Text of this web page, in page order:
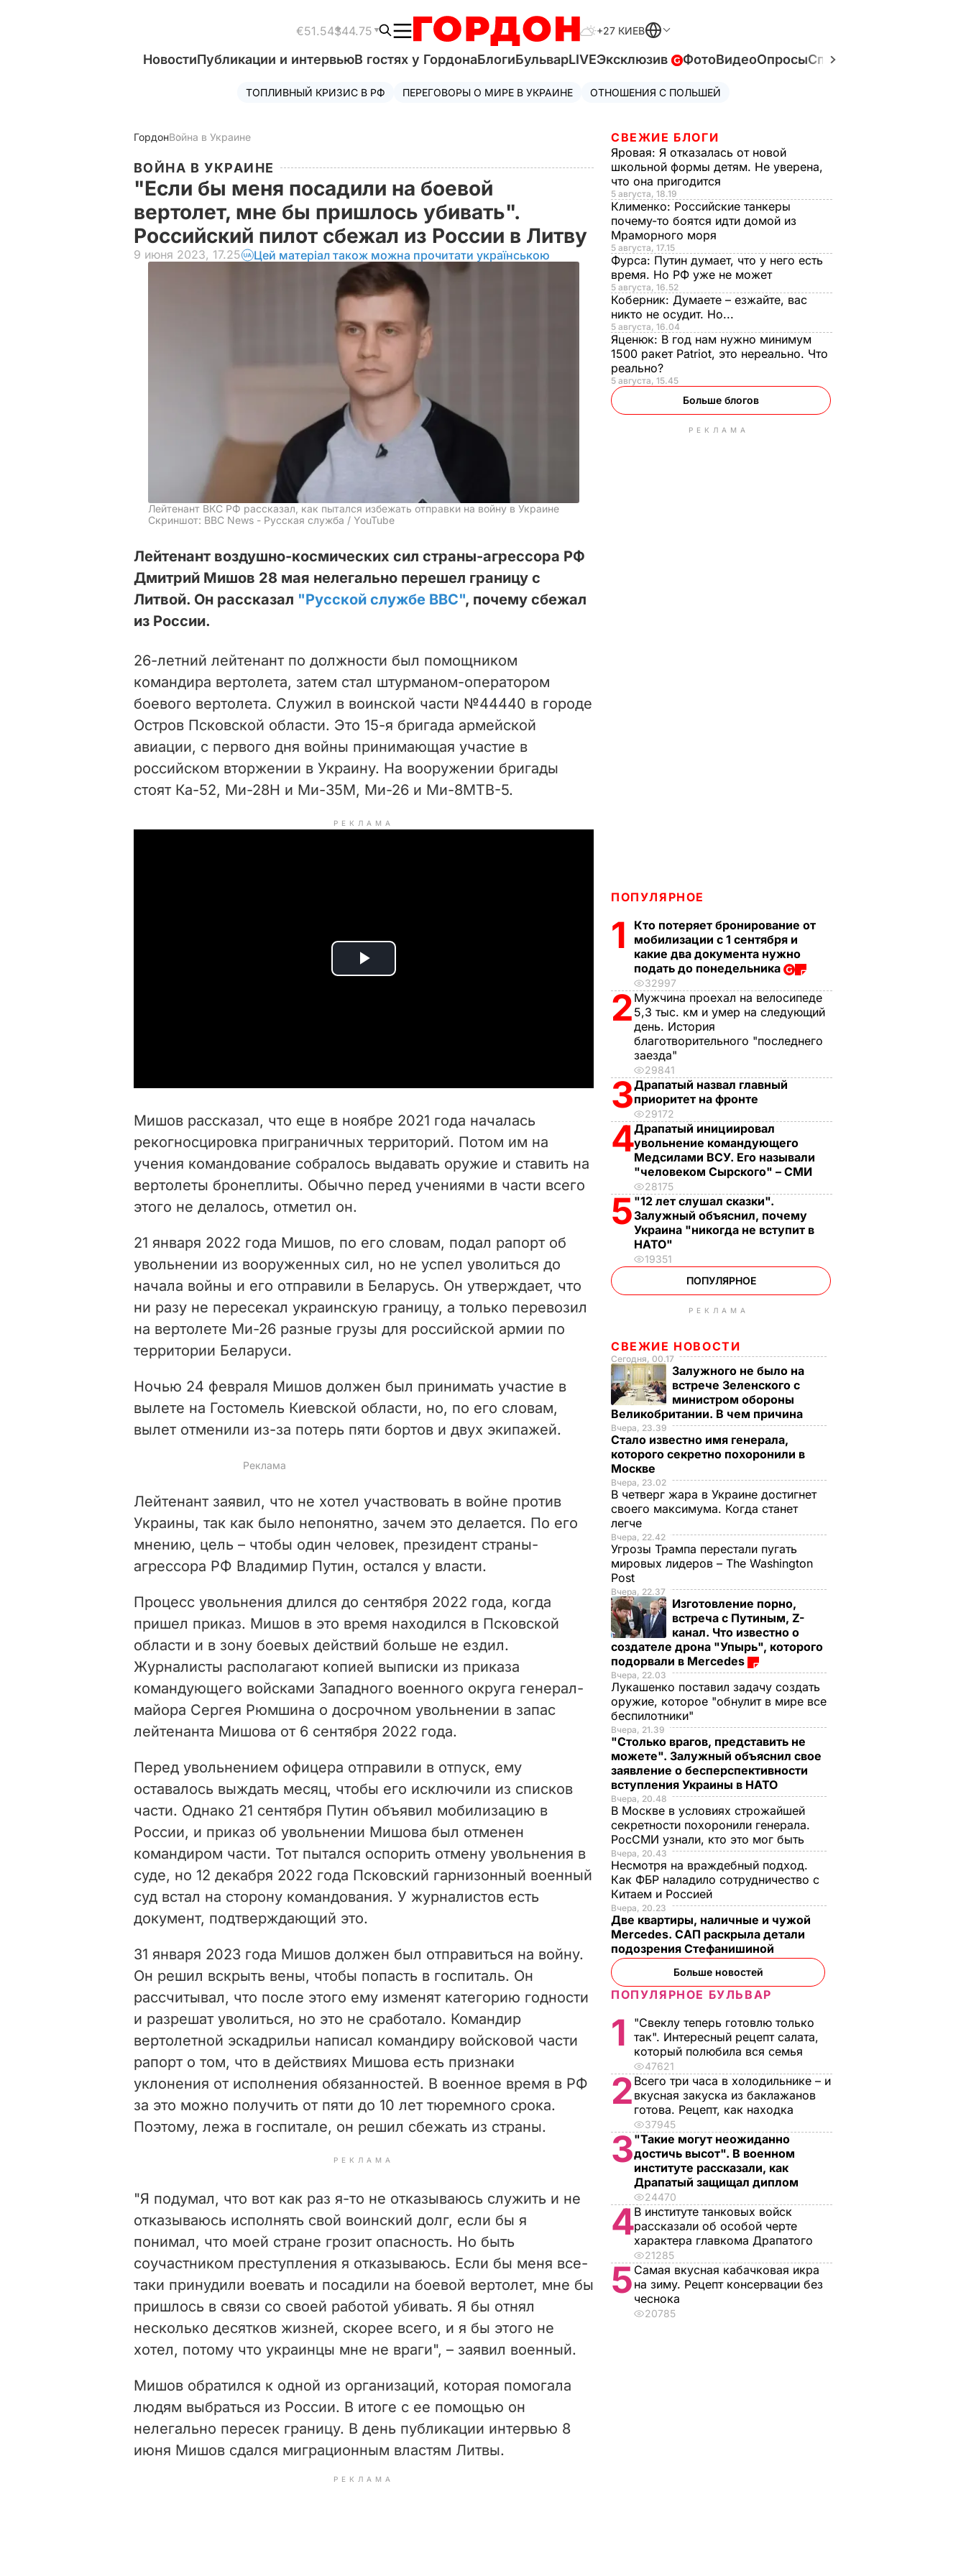
€51.54$44.75 +27 КИЕВ
НовостиПубликации и интервьюВ гостях у ГордонаБлогиБульварLIVEЭксклюзив ФотоВидеоОпросыСпецпроекты
ТОПЛИВНЫЙ КРИЗИС В РФ ПЕРЕГОВОРЫ О МИРЕ В УКРАИНЕ ОТНОШЕНИЯ С ПОЛЬШЕЙ
ГордонВойна в Украине
ВОЙНА В УКРАИНЕ
"Если бы меня посадили на боевой
вертолет, мне бы пришлось убивать".
Российский пилот сбежал из России в Литву
9 июня 2023, 17.25 Цей матеріал також можна прочитати українською
Лейтенант ВКС РФ рассказал, как пытался избежать отправки на войну в Украине
Скриншот: BBC News - Русская служба / YouTube
Лейтенант воздушно-космических сил страны-агрессора РФ
Дмитрий Мишов 28 мая нелегально перешел границу с
Литвой. Он рассказал "Русской службе BBC", почему сбежал
из России.
26-летний лейтенант по должности был помощником
командира вертолета, затем стал штурманом-оператором
боевого вертолета. Служил в воинской части №44440 в городе
Остров Псковской области. Это 15-я бригада армейской
авиации, с первого дня войны принимающая участие в
российском вторжении в Украину. На вооружении бригады
стоят Ка-52, Ми-28Н и Ми-35М, Ми-26 и Ми-8МТВ-5.
РЕКЛАМА
P
i
d
o
Мишов рассказал, что еще в ноябре 2021 года началась
рекогносцировка приграничных территорий. Потом им на
учения командование собралось выдавать оружие и ставить на
вертолеты бронеплиты. Обычно перед учениями в части всего
этого не делалось, отметил он.
21 января 2022 года Мишов, по его словам, подал рапорт об
увольнении из вооруженных сил, но не успел уволиться до
начала войны и его отправили в Беларусь. Он утверждает, что
ни разу не пересекал украинскую границу, а только перевозил
на вертолете Ми-26 разные грузы для российской армии по
территории Беларуси.
Ночью 24 февраля Мишов должен был принимать участие в
вылете на Гостомель Киевской области, но, по его словам,
вылет отменили из-за потерь пяти бортов и двух экипажей.
Лейтенант заявил, что не хотел участвовать в войне против
Украины, так как было непонятно, зачем это делается. По его
мнению, цель – чтобы один человек, президент страны-
агрессора РФ Владимир Путин, остался у власти.
Процесс увольнения длился до сентября 2022 года, когда
пришел приказ. Мишов в это время находился в Псковской
области и в зону боевых действий больше не ездил.
Журналисты располагают копией выписки из приказа
командующего войсками Западного военного округа генерал-
майора Сергея Рюмшина о досрочном увольнении в запас
лейтенанта Мишова от 6 сентября 2022 года.
Перед увольнением офицера отправили в отпуск, ему
оставалось выждать месяц, чтобы его исключили из списков
части. Однако 21 сентября Путин объявил мобилизацию в
России, и приказ об увольнении Мишова был отменен
командиром части. Тот пытался оспорить отмену увольнения в
суде, но 12 декабря 2022 года Псковский гарнизонный военный
суд встал на сторону командования. У журналистов есть
документ, подтверждающий это.
31 января 2023 года Мишов должен был отправиться на войну.
Он решил вскрыть вены, чтобы попасть в госпиталь. Он
рассчитывал, что после этого ему изменят категорию годности
и разрешат уволиться, но это не сработало. Командир
вертолетной эскадрильи написал командиру войсковой части
рапорт о том, что в действиях Мишова есть признаки
уклонения от исполнения обязанностей. В военное время в РФ
за это можно получить от пяти до 10 лет тюремного срока.
Поэтому, лежа в госпитале, он решил сбежать из страны.
РЕКЛАМА
"Я подумал, что вот как раз я-то не отказываюсь служить и не
отказываюсь исполнять свой воинский долг, если бы я
понимал, что моей стране грозит опасность. Но быть
соучастником преступления я отказываюсь. Если бы меня все-
таки принудили воевать и посадили на боевой вертолет, мне бы
пришлось в связи со своей работой убивать. Я бы отнял
несколько десятков жизней, скорее всего, и я бы этого не
хотел, потому что украинцы мне не враги", – заявил военный.
Мишов обратился к одной из организаций, которая помогала
людям выбраться из России. В итоге с ее помощью он
нелегально пересек границу. В день публикации интервью 8
июня Мишов сдался миграционным властям Литвы.
РЕКЛАМА
СВЕЖИЕ БЛОГИ
Яровая: Я отказалась от новой
школьной формы детям. Не уверена,
что она пригодится
5 августа, 18.19
Клименко: Российские танкеры
почему-то боятся идти домой из
Мраморного моря
5 августа, 17.15
Фурса: Путин думает, что у него есть
время. Но РФ уже не может
5 августа, 16.52
Коберник: Думаете – езжайте, вас
никто не осудит. Но...
5 августа, 16.04
Яценюк: В год нам нужно минимум
1500 ракет Patriot, это нереально. Что
реально?
5 августа, 15.45
Больше блогов
РЕКЛАМА
ПОПУЛЯРНОЕ
1
Кто потеряет бронирование от
мобилизации с 1 сентября и
какие два документа нужно
подать до понедельника
32997
2 Мужчина проехал на велосипеде
5,3 тыс. км и умер на следующий
день. История
благотворительного "последнего
заезда"
29841
3Драпатый назвал главный
приоритет на фронте
29172
4Драпатый инициировал
увольнение командующего
Медсилами ВСУ. Его называли
"человеком Сырского" – СМИ
28175
5 "12 лет слушал сказки".
Залужный объяснил, почему
Украина "никогда не вступит в
НАТО"
19351
ПОПУЛЯРНОЕ
РЕКЛАМА
СВЕЖИЕ НОВОСТИ
Сегодня, 00.17
Залужного не было на
встрече Зеленского с
министром обороны
Великобритании. В чем причина
Вчера, 23.39
Стало известно имя генерала,
которого секретно похоронили в
Москве
Вчера, 23.02
В четверг жара в Украине достигнет
своего максимума. Когда станет
легче
Вчера, 22.42
Угрозы Трампа перестали пугать
мировых лидеров – The Washington
Post
Вчера, 22.37
Изготовление порно,
встреча с Путиным, Z-
канал. Что известно о
создателе дрона "Упырь", которого
подорвали в Mercedes
Вчера, 22.03
Лукашенко поставил задачу создать
оружие, которое "обнулит в мире все
беспилотники"
Вчера, 21.39
"Столько врагов, представить не
можете". Залужный объяснил свое
заявление о бесперспективности
вступления Украины в НАТО
Вчера, 20.48
В Москве в условиях строжайшей
секретности похоронили генерала.
РосСМИ узнали, кто это мог быть
Вчера, 20.43
Несмотря на враждебный подход.
Как ФБР наладило сотрудничество с
Китаем и Россией
Вчера, 20.23
Две квартиры, наличные и чужой
Mercedes. САП раскрыла детали
подозрения Стефанишиной
Больше новостей
ПОПУЛЯРНОЕ БУЛЬВАР
1
"Свеклу теперь готовлю только
так". Интересный рецепт салата,
который полюбила вся семья
47621
2 Всего три часа в холодильнике – и
вкусная закуска из баклажанов
готова. Рецепт, как находка
37945
3"Такие могут неожиданно
достичь высот". В военном
институте рассказали, как
Драпатый защищал диплом
24470
4В институте танковых войск
рассказали об особой черте
характера главкома Драпатого
21285
5 Самая вкусная кабачковая икра
на зиму. Рецепт консервации без
чеснока
20785